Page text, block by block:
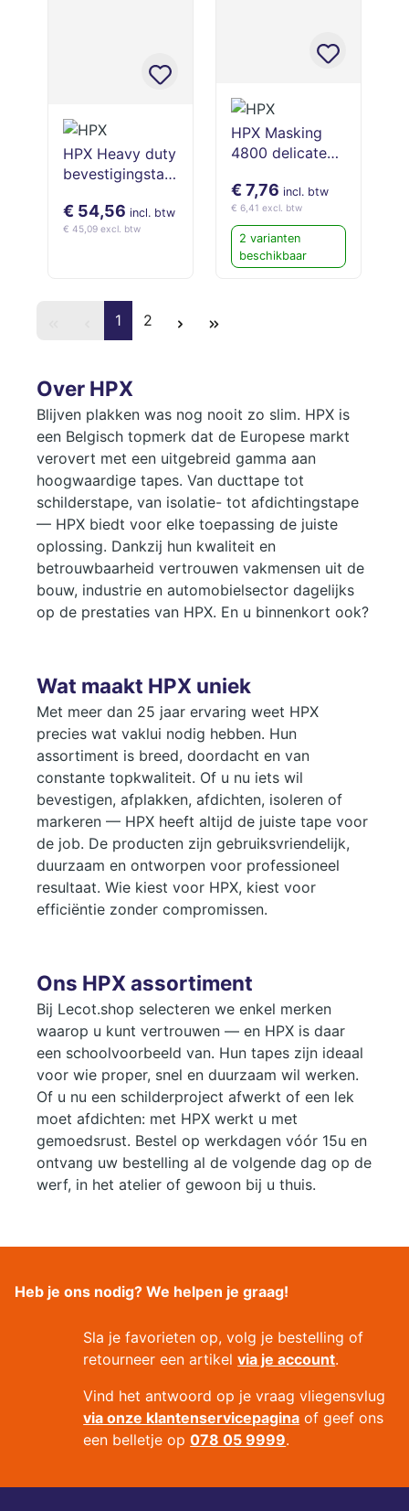
HPX Heavy duty
bevestigingstap
33m
€ 54,56 incl. btw
€ 45,09 excl. btw
HPX Masking
4800 delicate
50m
€ 7,76 incl. btw
€ 6,41 excl. btw
2 varianten
beschikbaar
1 2
Over HPX
Blijven plakken was nog nooit zo slim. HPX is
een Belgisch topmerk dat de Europese markt
verovert met een uitgebreid gamma aan
hoogwaardige tapes. Van ducttape tot
schilderstape, van isolatie- tot afdichtingstape
— HPX biedt voor elke toepassing de juiste
oplossing. Dankzij hun kwaliteit en
betrouwbaarheid vertrouwen vakmensen uit de
bouw, industrie en automobielsector dagelijks
op de prestaties van HPX. En u binnenkort ook?
Wat maakt HPX uniek
Met meer dan 25 jaar ervaring weet HPX
precies wat vaklui nodig hebben. Hun
assortiment is breed, doordacht en van
constante topkwaliteit. Of u nu iets wil
bevestigen, afplakken, afdichten, isoleren of
markeren — HPX heeft altijd de juiste tape voor
de job. De producten zijn gebruiksvriendelijk,
duurzaam en ontworpen voor professioneel
resultaat. Wie kiest voor HPX, kiest voor
efficiëntie zonder compromissen.
Ons HPX assortiment
Bij Lecot.shop selecteren we enkel merken
waarop u kunt vertrouwen — en HPX is daar
een schoolvoorbeeld van. Hun tapes zijn ideaal
voor wie proper, snel en duurzaam wil werken.
Of u nu een schilderproject afwerkt of een lek
moet afdichten: met HPX werkt u met
gemoedsrust. Bestel op werkdagen vóór 15u en
ontvang uw bestelling al de volgende dag op de
werf, in het atelier of gewoon bij u thuis.
Heb je ons nodig? We helpen je graag!
Sla je favorieten op, volg je bestelling of
retourneer een artikelvia je account.
Vind het antwoord op je vraag vliegensvlug
via onze klantenservicepagina of geef ons
een belletje op078 05 9999.